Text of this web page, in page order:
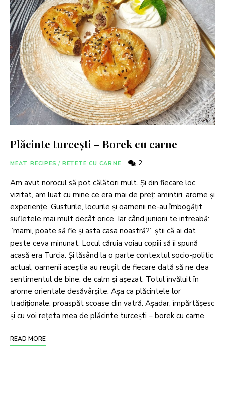
Plăcinte turcești – Borek cu carne
MEAT RECIPES / REȚETE CU CARNE 2
Am avut norocul să pot călători mult. Și din fiecare loc
vizitat, am luat cu mine ce era mai de preț: amintiri, arome și
experiențe. Gusturile, locurile și oamenii ne-au îmbogățit
sufletele mai mult decât orice. Iar când juniorii te intreabă:
”mami, poate să fie și asta casa noastră?” știi că ai dat
peste ceva minunat. Locul căruia voiau copiii să îi spună
acasă era Turcia. Și lăsând la o parte contextul socio-politic
actual, oamenii aceștia au reușit de fiecare dată să ne dea
sentimentul de bine, de calm și așezat. Totul învăluit în
arome orientale desăvârșite. Așa ca plăcintele lor
tradiționale, proaspăt scoase din vatră. Așadar, împărtășesc
și cu voi rețeta mea de plăcinte turcești – borek cu carne.
READ MORE